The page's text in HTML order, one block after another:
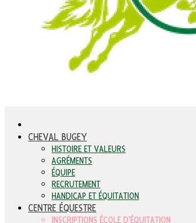
CHEVAL BUGEY
HISTOIRE ET VALEURS
AGRÉMENTS
ÉQUIPE
RECRUTEMENT
HANDICAP ET ÉQUITATION
CENTRE ÉQUESTRE
INSCRIPTIONS ÉCOLE D'ÉQUITATION